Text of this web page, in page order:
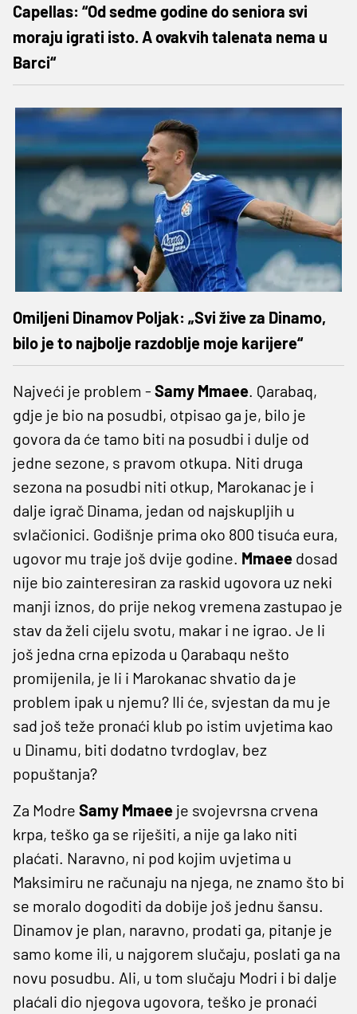
Capellas: “Od sedme godine do seniora svi
moraju igrati isto. A ovakvih talenata nema u
Barci“
Omiljeni Dinamov Poljak: „Svi žive za Dinamo,
bilo je to najbolje razdoblje moje karijere“
Najveći je problem - Samy Mmaee. Qarabaq,
gdje je bio na posudbi, otpisao ga je, bilo je
govora da će tamo biti na posudbi i dulje od
jedne sezone, s pravom otkupa. Niti druga
sezona na posudbi niti otkup, Marokanac je i
dalje igrač Dinama, jedan od najskupljih u
svlačionici. Godišnje prima oko 800 tisuća eura,
ugovor mu traje još dvije godine. Mmaee dosad
nije bio zainteresiran za raskid ugovora uz neki
manji iznos, do prije nekog vremena zastupao je
stav da želi cijelu svotu, makar i ne igrao. Je li
još jedna crna epizoda u Qarabaqu nešto
promijenila, je li i Marokanac shvatio da je
problem ipak u njemu? Ili će, svjestan da mu je
sad još teže pronaći klub po istim uvjetima kao
u Dinamu, biti dodatno tvrdoglav, bez
popuštanja?
Za Modre Samy Mmaee je svojevrsna crvena
krpa, teško ga se riješiti, a nije ga lako niti
plaćati. Naravno, ni pod kojim uvjetima u
Maksimiru ne računaju na njega, ne znamo što bi
se moralo dogoditi da dobije još jednu šansu.
Dinamov je plan, naravno, prodati ga, pitanje je
samo kome ili, u najgorem slučaju, poslati ga na
novu posudbu. Ali, u tom slučaju Modri i bi dalje
plaćali dio njegova ugovora, teško je pronaći